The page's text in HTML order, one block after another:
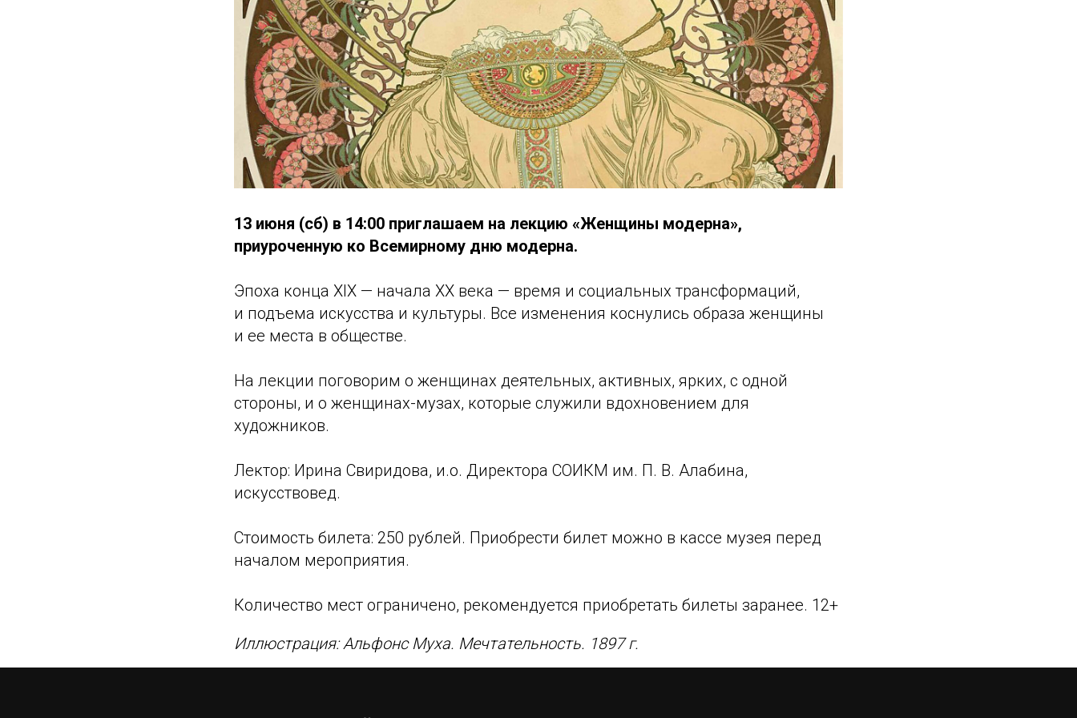
13 июня (сб) в 14:00 приглашаем на лекцию «Женщины модерна»,
приуроченную ко Всемирному дню модерна.
Эпоха конца XIX — начала XX века — время и социальных трансформаций,
и подъема искусства и культуры. Все изменения коснулись образа женщины
и ее места в обществе.
На лекции поговорим о женщинах деятельных, активных, ярких, с одной
стороны, и о женщинах-музах, которые служили вдохновением для
художников.
Лектор: Ирина Свиридова, и.о. Директора СОИКМ им. П. В. Алабина,
искусствовед.
Стоимость билета: 250 рублей. Приобрести билет можно в кассе музея перед
началом мероприятия.
Количество мест ограничено, рекомендуется приобретать билеты заранее. 12+
Иллюстрация: Альфонс Муха. Мечтательность. 1897 г.